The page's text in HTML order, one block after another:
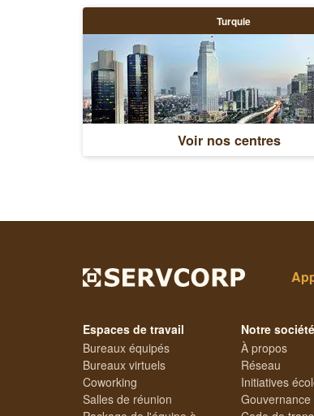
Turquie
Voir nos centres
Espaces de travail
Bureaux équipés
Bureaux virtuels
Coworking
Salles de réunion
Notre société
À propos
Réseau
Initiatives